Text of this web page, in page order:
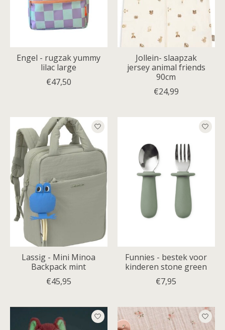
Engel - rugzak yummy
lilac large
€47,50
Jollein- slaapzak
jersey animal friends
90cm
€24,99
Lassig - Mini Minoa
Backpack mint
€45,95
Funnies - bestek voor
kinderen stone green
€7,95